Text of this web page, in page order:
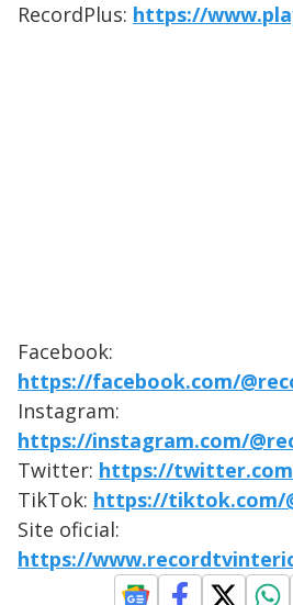
RecordPlus: https://
Facebook:
https://facebook.com/
Instagram:
https://instagram.com/
Twitter: https://
TikTok: https://tiktok.com/
Site oficial:
https://